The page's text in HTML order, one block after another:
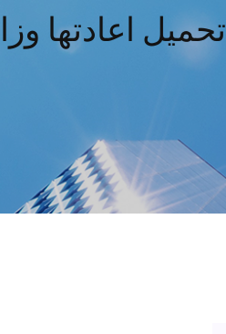
تحميل اعادتها